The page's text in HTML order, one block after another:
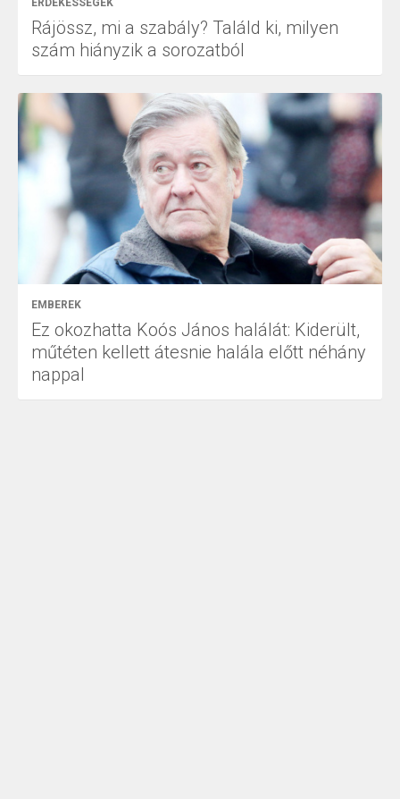
Rájössz, mi a szabály? Találd ki, milyen
szám hiányzik a sorozatból
EMBEREK
Ez okozhatta Koós János halálát: Kiderült,
műtéten kellett átesnie halála előtt néhány
nappal